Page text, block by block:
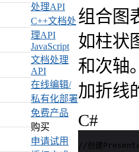
组合图
如柱状
和次轴
加折线
C#
//创建
处理API
C++文档处
理API
JavaScript
文档处理
API
在线编辑/
私有化部署
免费产品
购买
申请试用